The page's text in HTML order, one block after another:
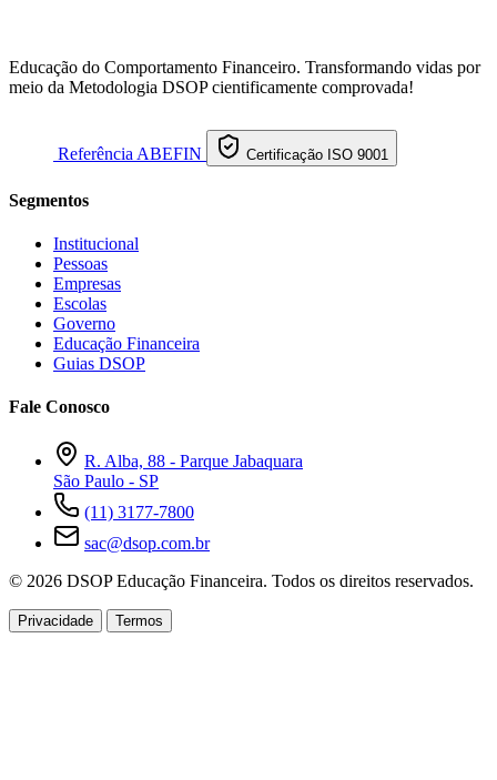
Educação do Comportamento Financeiro. Transformando vidas por
meio da Metodologia DSOP cientificamente comprovada!
Referência ABEFIN Certificação ISO 9001
Segmentos
Institucional
Pessoas
Empresas
Escolas
Governo
Educação Financeira
Guias DSOP
Fale Conosco
R. Alba, 88 - Parque Jabaquara
São Paulo - SP
(11) 3177-7800
sac@dsop.com.br
© 2026 DSOP Educação Financeira. Todos os direitos reservados.
Privacidade Termos